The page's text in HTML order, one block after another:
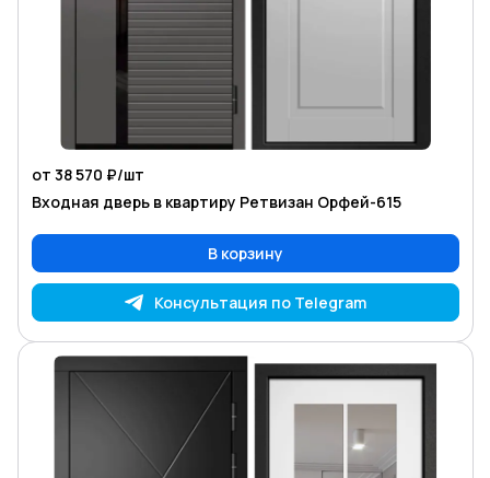
от 38 570 ₽/шт
Входная дверь в квартиру Ретвизан Орфей-615
В корзину
Консультация по Telegram